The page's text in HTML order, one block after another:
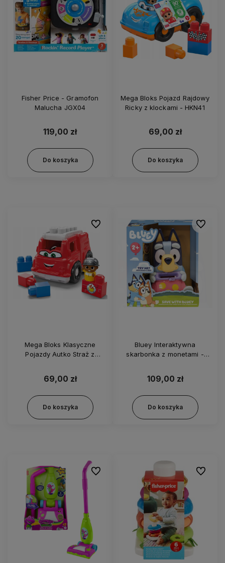
Fisher Price - Gramofon
Malucha JGX04
119,00 zł
Do koszyka
Mega Bloks Pojazd Rajdowy
Ricky z klockami - HKN41
69,00 zł
Do koszyka
Mega Bloks Klasyczne
Pojazdy Autko Straż z
69,00 zł
Do koszyka
Do ulubionych
Bluey Interaktywna
skarbonka z monetami -
109,00 zł
Do koszyka
Do
Do ulubionych Do